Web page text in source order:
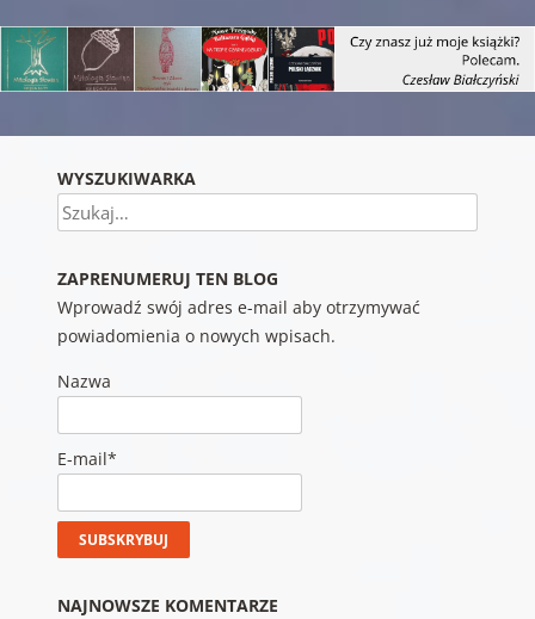
WYSZUKIWARKA
Szukaj
ZAPRENUMERUJ TEN BLOG
Wprowadź swój adres e-mail aby otrzymywać
powiadomienia o nowych wpisach.
Nazwa
E-mail*
NAJNOWSZE KOMENTARZE